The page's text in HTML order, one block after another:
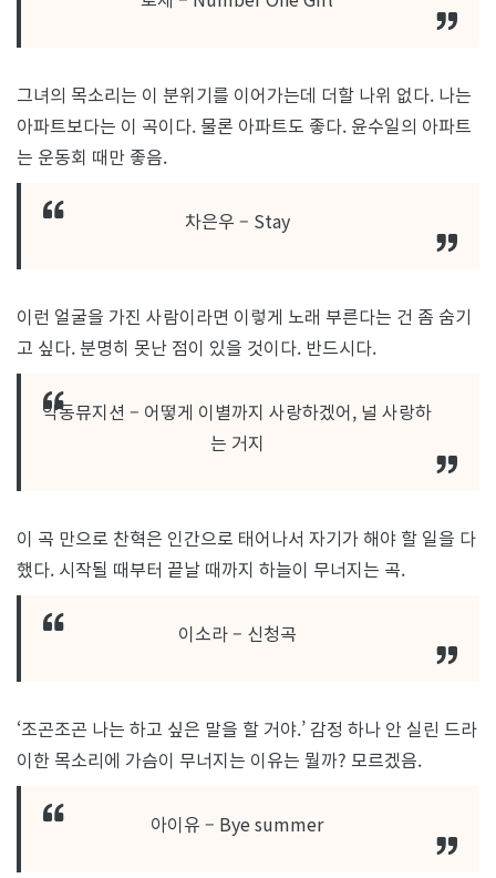
그녀의 목소리는 이 분위기를 이어가는데 더할 나위 없다. 나는
아파트보다는 이 곡이다. 물론 아파트도 좋다. 윤수일의 아파트
는 운동회 때만 좋음.
차은우 – Stay
이런 얼굴을 가진 사람이라면 이렇게 노래 부른다는 건 좀 숨기
고 싶다. 분명히 못난 점이 있을 것이다. 반드시다.
악동뮤지션 – 어떻게 이별까지 사랑하겠어, 널 사랑하
는 거지
이 곡 만으로 찬혁은 인간으로 태어나서 자기가 해야 할 일을 다
했다. 시작될 때부터 끝날 때까지 하늘이 무너지는 곡.
이소라 – 신청곡
‘조곤조곤 나는 하고 싶은 말을 할 거야.’ 감정 하나 안 실린 드라
이한 목소리에 가슴이 무너지는 이유는 뭘까? 모르겠음.
아이유 – Bye summer